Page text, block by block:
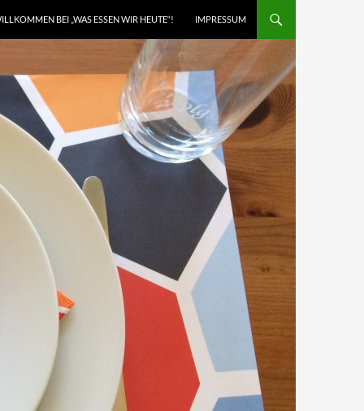
BEI „WAS ESSEN WIR HEUTE“! IMPRESSUM